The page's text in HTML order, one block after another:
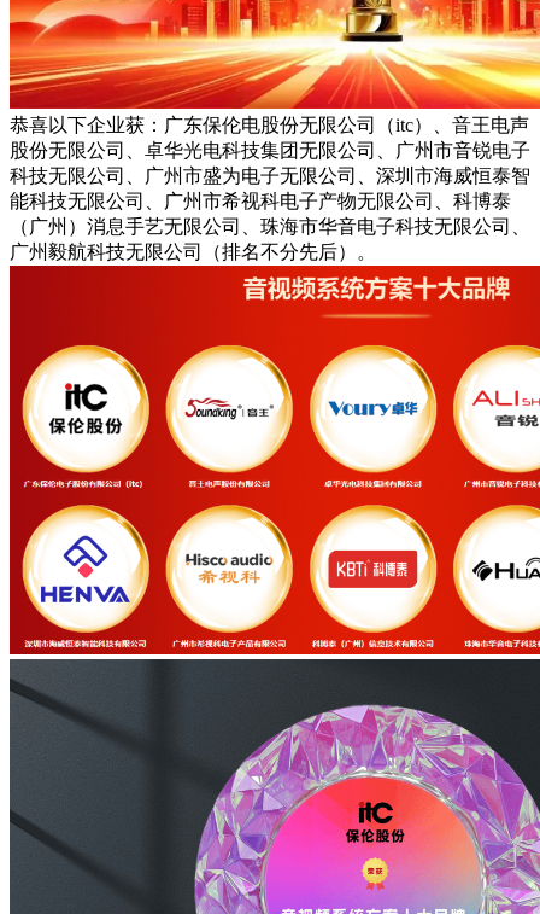
恭喜以下企业获：广东保伦电股份无限公司（itc）、音王电声
股份无限公司、卓华光电科技集团无限公司、广州市音锐电子
科技无限公司、广州市盛为电子无限公司、深圳市海威恒泰智
能科技无限公司、广州市希视科电子产物无限公司、科博泰
（广州）消息手艺无限公司、珠海市华音电子科技无限公司、
广州毅航科技无限公司（排名不分先后）。